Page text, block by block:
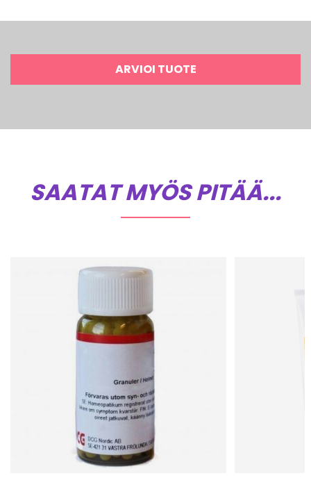
ARVIOI TUOTE
SAATAT MYÖS PITÄÄ...